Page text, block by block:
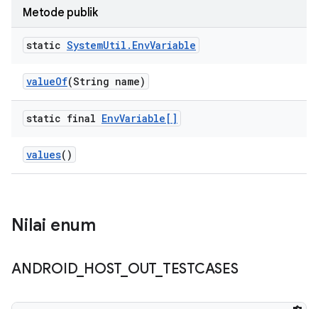
Metode publik
static SystemUtil . EnvVariable
valueOf(String name)
static final EnvVariable[]
values()
Nilai enum
ANDROID_ HOST_ OUT_ TESTCASES